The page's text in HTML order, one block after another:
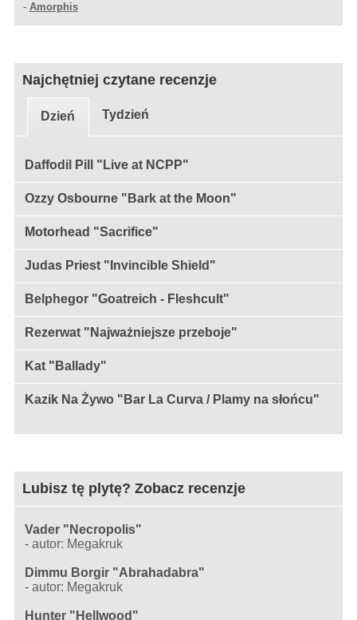
- Amorphis
Najchętniej czytane recenzje
Dzień Tydzień
Daffodil Pill "Live at NCPP"
Ozzy Osbourne "Bark at the Moon"
Motorhead "Sacrifice"
Judas Priest "Invincible Shield"
Belphegor "Goatreich - Fleshcult"
Rezerwat "Najważniejsze przeboje"
Kat "Ballady"
Kazik Na Żywo "Bar La Curva / Plamy na słońcu"
Lubisz tę plytę? Zobacz recenzje
Vader "Necropolis"
-autor: Megakruk
Dimmu Borgir "Abrahadabra"
-autor: Megakruk
Hunter "Hellwood"